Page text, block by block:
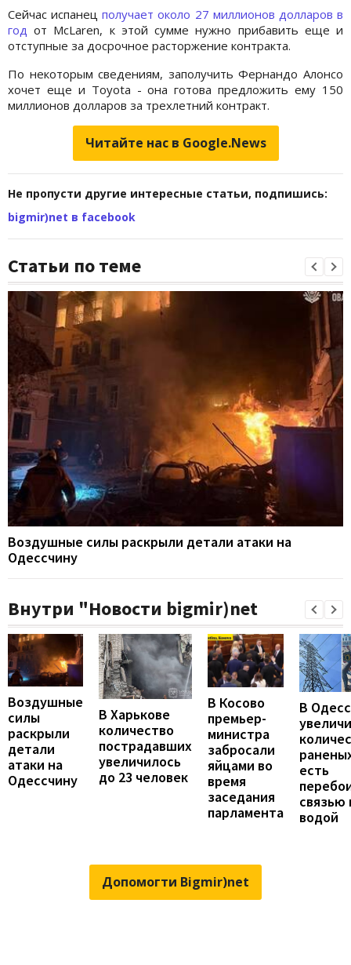
Сейчас испанецполучает около 27 миллионов долларов в
годот McLaren, к этой сумме нужно прибавить еще и
отступные за досрочное расторжение контракта.
По некоторым сведениям, заполучить Фернандо Алонсо
хочет еще и Toyota - она готова предложить ему 150
миллионов долларов за трехлетний контракт.
Читайте нас в Google.News
Не пропусти другие интересные статьи, подпишись:
bigmir)net в facebook
Статьи по теме
Воздушные силы раскрыли детали атаки на
Одессчину
Внутри "Новости bigmir)net
Воздушные
силы
раскрыли
детали
атаки на
Одессчину
В Харькове
количество
пострадавших
увеличилось
до 23 человек
В Косово
премьер-
министра
забросали
яйцами во
время
заседания
парламента
В
есть
связью
водой
Допомогти Bigmir)net